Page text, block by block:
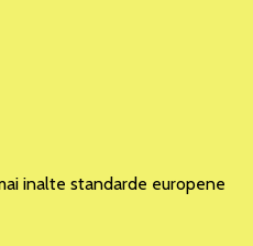
inalte standarde europene